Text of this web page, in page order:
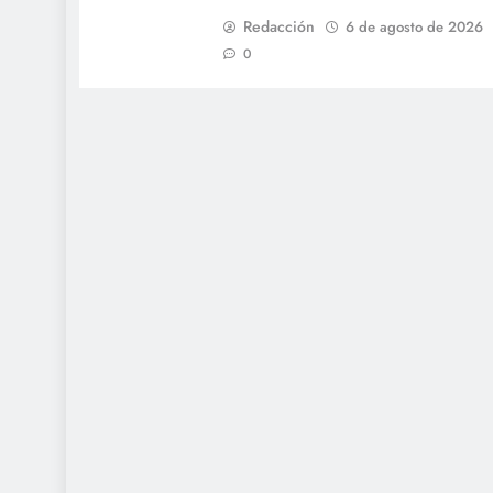
Redacción 6 de agosto de 2026
0